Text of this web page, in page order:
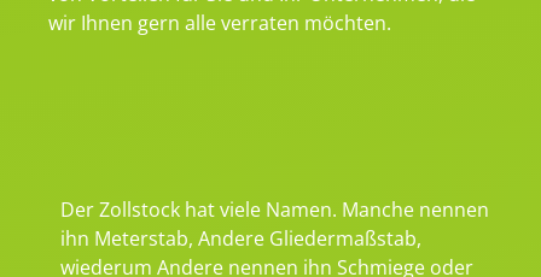
wir Ihnen gern alle verraten möchten.
Der Zollstock hat viele Namen. Manche nennen
ihn Meterstab, Andere Gliedermaßstab,
wiederum Andere nennen ihn Schmiege oder